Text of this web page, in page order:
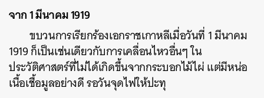
จาก 1 มีนาคม 1919
ขบวนการเรียกร้องเอกราชเกาหลีเมื่อวันที่ 1 มีนาคม
1919 ก็เป็นเช่นเดียวกับการเคลื่อนไหวอื่นๆ ใน
ประวัติศาสตร์ที่ไม่ได้เกิดขึ้นจากกระบอกไม้ไผ่ แต่มีหน่อ
เนื้อเชื้อมูลอย่างดี รอวันจุดไฟให้ปะทุ